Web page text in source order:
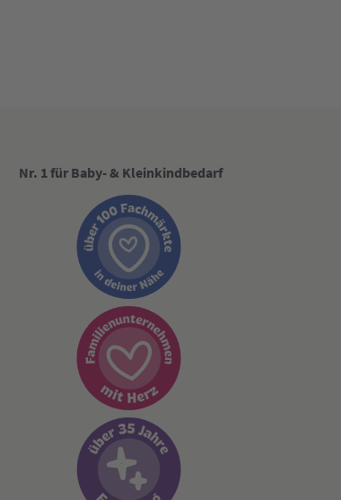
Nr. 1 für Baby- & Kleinkindbedarf